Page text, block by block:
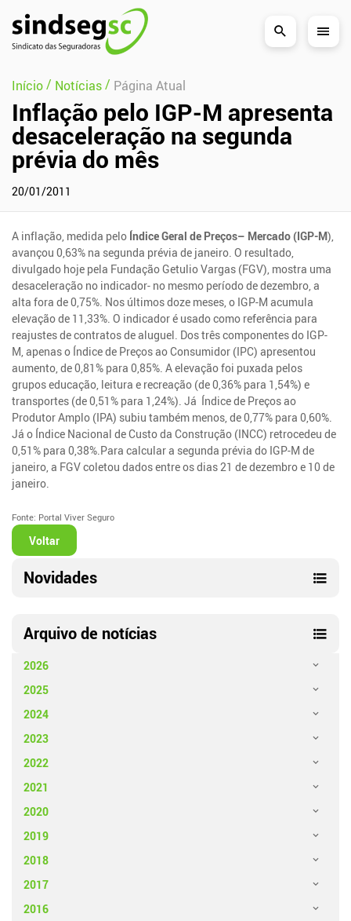
Pular Navegação (s)
Início/ Notícias/ Página Atual
Inflação pelo IGP-M apresenta
desaceleração na segunda
prévia do mês
20/01/2011
A inflação, medida pelo Índice Geral de Preços– Mercado (IGP-M),
avançou 0,63% na segunda prévia de janeiro. O resultado,
divulgado hoje pela Fundação Getulio Vargas (FGV), mostra uma
desaceleração no indicador- no mesmo período de dezembro, a
alta fora de 0,75%. Nos últimos doze meses, o IGP-M acumula
elevação de 11,33%. O indicador é usado como referência para
reajustes de contratos de aluguel. Dos três componentes do IGP-
M, apenas o Índice de Preços ao Consumidor (IPC) apresentou
aumento, de 0,81% para 0,85%. A elevação foi puxada pelos
grupos educação, leitura e recreação (de 0,36% para 1,54%) e
transportes (de 0,51% para 1,24%). Já Índice de Preços ao
Produtor Amplo (IPA) subiu também menos, de 0,77% para 0,60%.
Já o Índice Nacional de Custo da Construção (INCC) retrocedeu de
0,51% para 0,38%.Para calcular a segunda prévia do IGP-M de
janeiro, a FGV coletou dados entre os dias 21 de dezembro e 10 de
janeiro.
Fonte: Portal Viver Seguro
Voltar
Novidades
Arquivo de notícias
2026
2025
2024
2023
2022
2021
2020
2019
2018
2017
2016